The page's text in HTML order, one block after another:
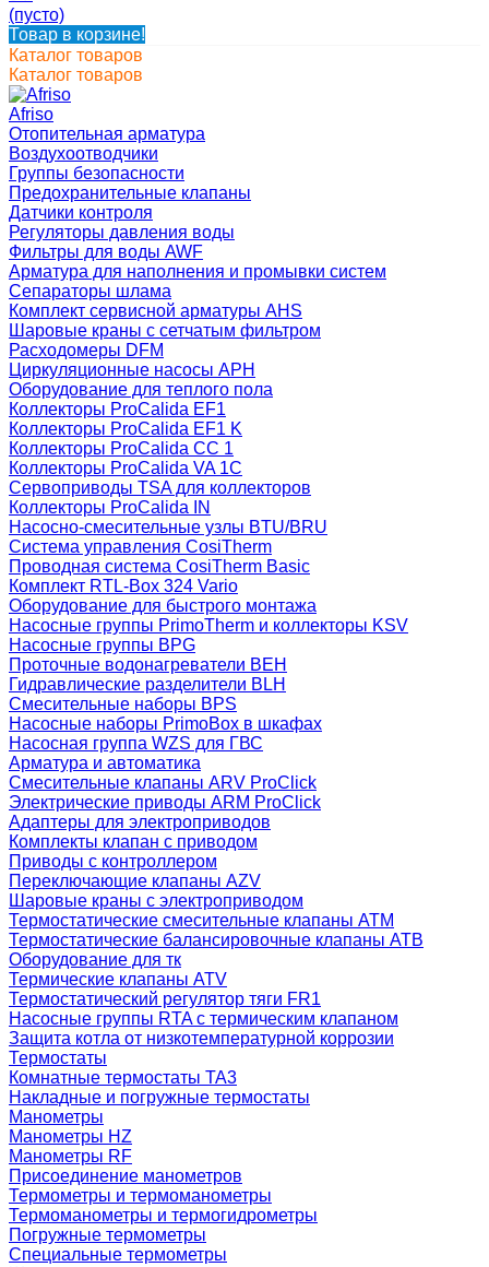
(пусто)
Товар в корзине!
Каталог товаров
Каталог товаров
Afriso
Отопительная арматура
Воздухоотводчики
Группы безопасности
Предохранительные клапаны
Датчики контроля
Регуляторы давления воды
Фильтры для воды AWF
Арматура для наполнения и промывки систем
Сепараторы шлама
Комплект сервисной арматуры AHS
Шаровые краны с сетчатым фильтром
Расходомеры DFM
Циркуляционные насосы APH
Оборудование для теплого пола
Коллекторы ProCalida EF1
Коллекторы ProCalida EF1 K
Коллекторы ProCalida CC 1
Коллекторы ProCalida VA 1C
Сервоприводы TSA для коллекторов
Коллекторы ProCalida IN
Насосно-смесительные узлы BTU/BRU
Система управления CosiTherm
Проводная система CosiTherm Basic
Комплект RTL‑Box 324 Vario
Оборудование для быстрого монтажа
Насосные группы PrimoTherm и коллекторы KSV
Насосные группы BPG
Проточные водонагреватели BEH
Гидравлические разделители BLH
Смесительные наборы BPS
Насосные наборы PrimoBox в шкафах
Насосная группа WZS для ГВС
Арматура и автоматика
Смесительные клапаны ARV ProClick
Электрические приводы ARM ProClick
Адаптеры для электроприводов
Комплекты клапан с приводом
Приводы с контроллером
Переключающие клапаны AZV
Шаровые краны с электроприводом
Термостатические смесительные клапаны ATM
Термостатические балансировочные клапаны ATB
Оборудование для тк
Термические клапаны ATV
Термостатический регулятор тяги FR1
Насосные группы RTA с термическим клапаном
Защита котла от низкотемпературной коррозии
Термостаты
Комнатные термостаты TA3
Накладные и погружные термостаты
Манометры
Манометры HZ
Манометры RF
Присоединение манометров
Термометры и термоманометры
Термоманометры и термогидрометры
Погружные термометры
Специальные термометры